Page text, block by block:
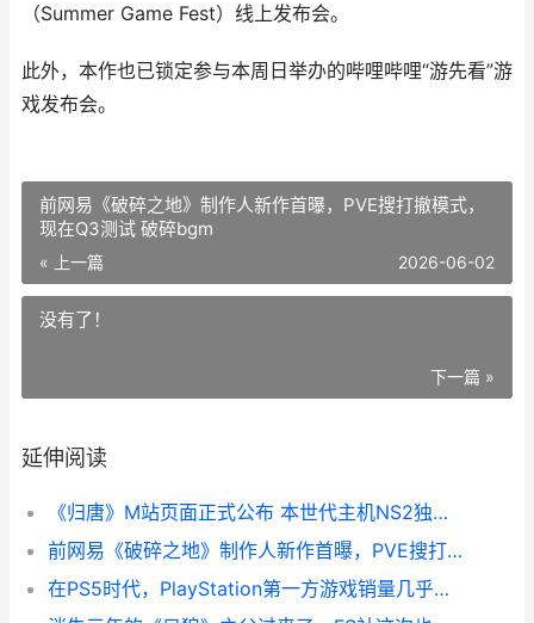
（Summer Game Fest）线上发布会。
此外，本作也已锁定参与本周日举办的哔哩哔哩“游先看”游
戏发布会。
前网易《破碎之地》制作人新作首曝，PVE搜打撤模式，
现在Q3测试 破碎bgm
« 上一篇 2026-06-02
没有了！
下一篇 »
延伸阅读
《归唐》M站页面正式公布 本世代主机NS2独不占? 归棠词小说
前网易《破碎之地》制作人新作首曝，PVE搜打撤模式，现在Q3测试 破碎bgm
在PS5时代，PlayStation第一方游戏销量几乎每年都在下滑 ps5又称